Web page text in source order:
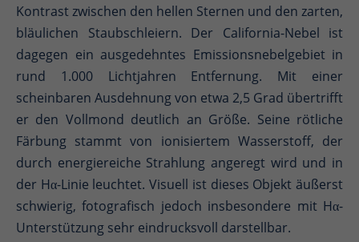
Kontrast zwischen den hellen Sternen und den zarten,
bläulichen Staubschleiern. Der California-Nebel ist
dagegen ein ausgedehntes Emissionsnebelgebiet in
rund 1.000 Lichtjahren Entfernung. Mit einer
scheinbaren Ausdehnung von etwa 2,5 Grad übertrifft
er den Vollmond deutlich an Größe. Seine rötliche
Färbung stammt von ionisiertem Wasserstoff, der
durch energiereiche Strahlung angeregt wird und in
der Hα-Linie leuchtet. Visuell ist dieses Objekt äußerst
schwierig, fotografisch jedoch insbesondere mit Hα-
Unterstützung sehr eindrucksvoll darstellbar.